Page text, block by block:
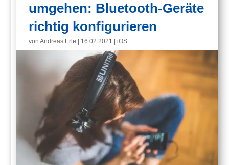
umgehen: Bluetooth-Geräte
richtig konfigurieren
vonAndreas Erle 16.02.2021 |iOS